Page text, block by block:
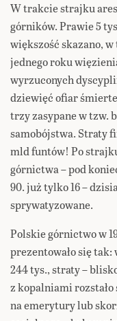
W trakcie strajku
górników. Prawie 5
większość skazano,
jednego roku
wyrzuconych
dziewięć ofiar
trzy zasypane w tzw.
samobójstwa. Straty
mld funtów! Po
górnictwa – pod
90. już tylko 16 –
sprywatyzowane.
Polskie górnictwo w
prezentowało się
244 tys., straty –
z kopalniami rozstało
na emerytury lub